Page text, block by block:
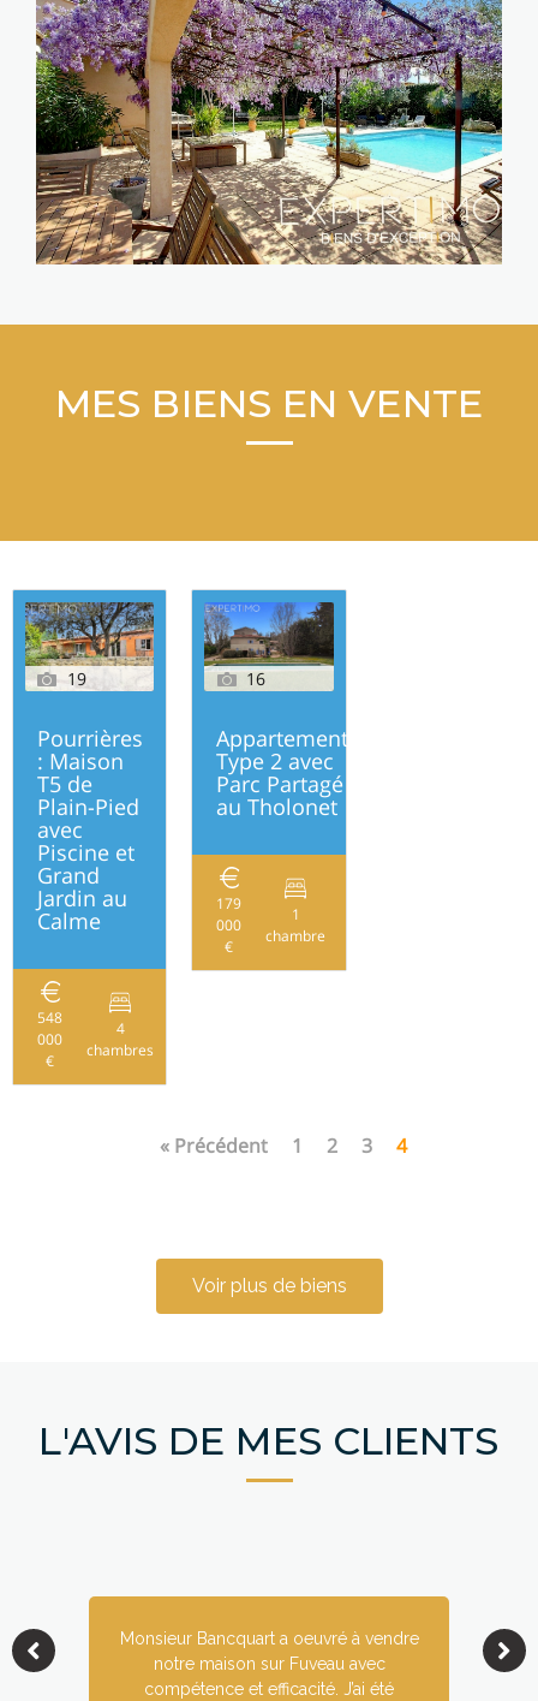
MES BIENS EN VENTE
19
Pourrières
: Maison
T5 de
Plain-Pied
avec
Piscine et
Grand
Jardin au
Calme
548
000
€
4
chambres
16
Appartement
Type 2 avec
Parc Partagé
au Tholonet
179
000
€
1
chambre
« Précédent 1 2 3 4
Voir plus de biens
L'AVIS DE MES CLIENTS
Monsieur Bancquart a oeuvré à vendre
notre maison sur Fuveau avec
compétence et efficacité. J’ai été